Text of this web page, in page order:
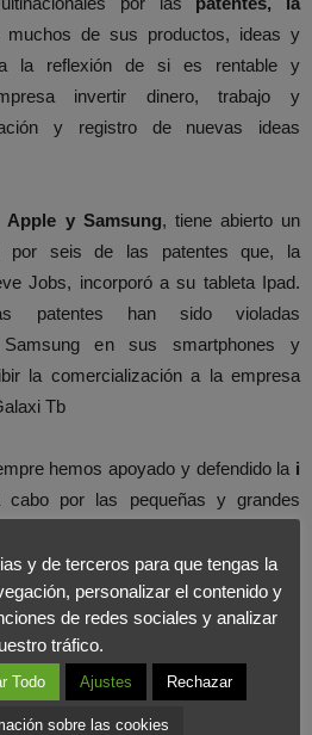
muchos de sus productos, ideas y
la reflexión de si es rentable y
invertir dinero, trabajo y
y registro de nuevas ideas
Apple y Samsung, tiene abierto un
por seis de las patentes que, la
Jobs, incorporó a su tableta Ipad.
patentes han sido violadas
Samsung en sus smartphones y
la comercialización a la empresa
Tb
hemos apoyado y defendido la i
cabo por las pequeñas y grandes
como Nespresso y Marcilla,
en el control de la propiedad
sus productos. Nos preguntamos
trabajar e
luego la mala praxis de algunos
de otros.
y de terceros para que tengas la
personalizar el contenido y
de redes sociales y analizar
tráfico.
Todo Ajustes Rechazar
sobre las cookies